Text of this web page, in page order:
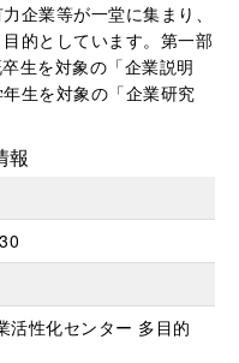
企業等が一堂に集まり、
的としています。第一部
生を対象の「企業説明
生を対象の「企業研究
報
活性化センター 多目的